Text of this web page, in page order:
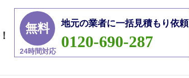
無料
24時間対応
地元の業者に一括見積もり依頼
0120-690-287